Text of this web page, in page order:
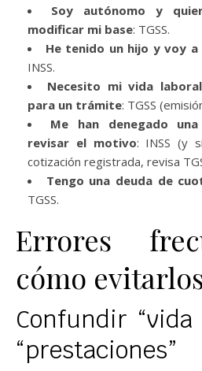
Soy autónomo y
modificar mi base: TGSS.
He tenido un hijo y voy
INSS.
Necesito mi vida
para un trámite: TGSS
Me han denegado
revisar el motivo: INSS (y
cotización registrada, revisa
Tengo una deuda de
TGSS.
Errores
cómo
Confundir “vida
“prestaciones”